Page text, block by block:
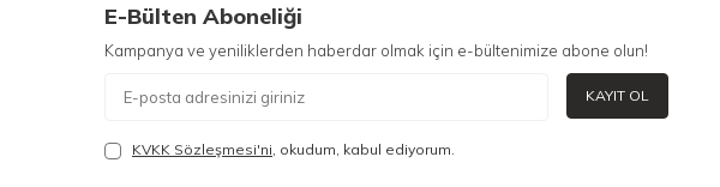
E-Bülten Aboneliği
Kampanya ve yeniliklerden haberdar olmak için e-bültenimize abone olun!
KAYIT OL
KVKK Sözleşmesi'ni , okudum, kabul ediyorum.